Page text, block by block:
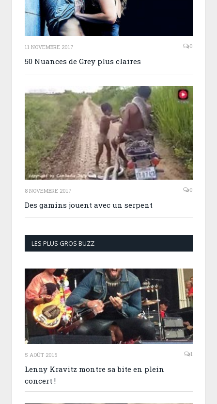
11 NOVEMBRE 2017 0
50 Nuances de Grey plus claires
8 NOVEMBRE 2017 0
Des gamins jouent avec un serpent
LES PLUS GROS BUZZ
5 AOÛT 2015 1
Lenny Kravitz montre sa bite en plein
concert !